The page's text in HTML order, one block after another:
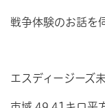
戦争体験のお話を
エスディージーズ